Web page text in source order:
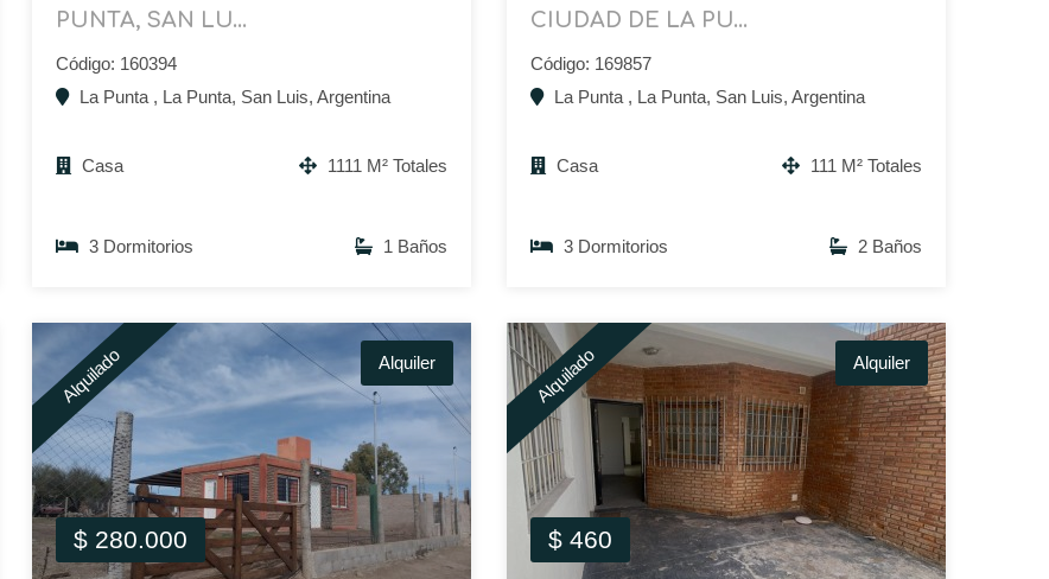
PUNTA, SAN LU...
Código: 160394
La Punta , La Punta, San Luis, Argentina
Casa 1111 M² Totales
3 Dormitorios 1 Baños
CIUDAD DE LA PU...
Código: 169857
La Punta , La Punta, San Luis, Argentina
Casa 111 M² Totales
3 Dormitorios 2 Baños
Alquilado Alquiler
$ 280.000
Alquilado Alquiler
$ 460